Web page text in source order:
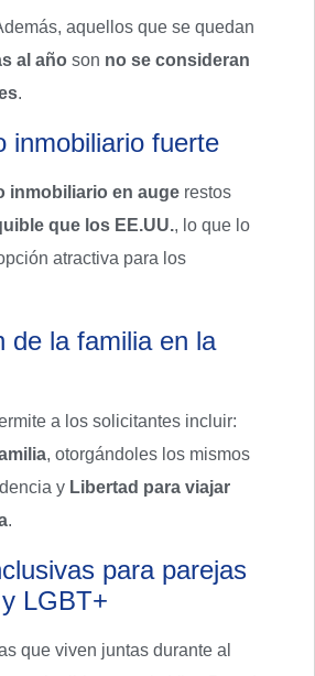
aquellos que se quedan
al año son no se consideran
.
inmobiliario fuerte
inmobiliario en auge restos
que los EE.UU., lo que lo
atractiva para los
de la familia en la
a los solicitantes incluir:
, otorgándoles los mismos
y Libertad para viajar
.
para parejas
LGBT+
que viven juntas durante al